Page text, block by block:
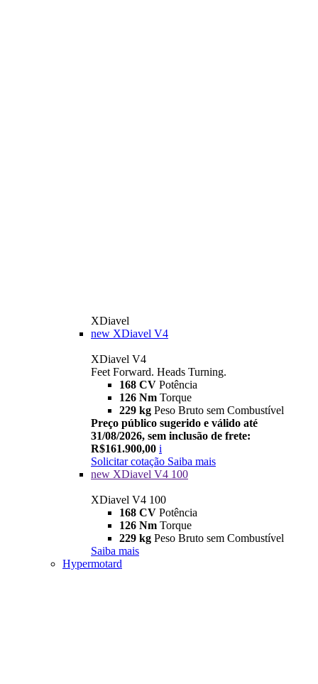
XDiavel
new XDiavel V4
XDiavel V4
Feet Forward. Heads Turning.
168 CV Potência
126 Nm Torque
229 kg Peso Bruto sem Combustível
Preço público sugerido e válido até
31/08/2026, sem inclusão de frete:
R$161.900,00 i
Solicitar cotação Saiba mais
new XDiavel V4 100
XDiavel V4 100
168 CV Potência
126 Nm Torque
229 kg Peso Bruto sem Combustível
Saiba mais
Hypermotard